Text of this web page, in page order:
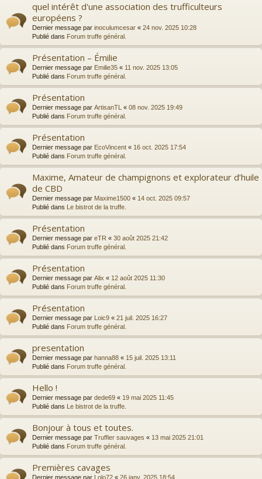
quel intérêt d'une association des trufficulteurs
européens ?
Dernier message par inoculumcesar « 24 nov. 2025 10:28
Publié dans Forum truffe général.
Présentation – Émilie
Dernier message par Emilie35 « 11 nov. 2025 13:05
Publié dans Forum truffe général.
Présentation
Dernier message par ArtisanTL « 08 nov. 2025 19:49
Publié dans Forum truffe général.
Présentation
Dernier message par EcoVincent « 16 oct. 2025 17:54
Publié dans Forum truffe général.
Maxime, Amateur de champignons et explorateur d’huile
de CBD
Dernier message par Maxime1500 « 14 oct. 2025 09:57
Publié dans
Le bistrot de la truffe.
Présentation
Dernier message par eTR « 30 août 2025 21:42
Publié dans Forum truffe général.
Présentation
Dernier message par Alix « 12 août 2025 11:30
Publié dans Forum truffe général.
Présentation
Dernier message par Loic9 « 21 juil. 2025 16:27
Publié dans Forum truffe général.
presentation
Dernier message par hanna88 « 15 juil. 2025 13:11
Publié dans Forum truffe général.
Hello !
Dernier message par dede69 « 19 mai 2025 11:45
Publié dans
Le bistrot de la truffe.
Bonjour à tous et toutes.
Dernier message par Truffier sauvages « 13 mai 2025 21:01
Publié dans Forum truffe général.
Premières cavages
Dernier message par Lolo72 « 26 janv. 2025 18:54